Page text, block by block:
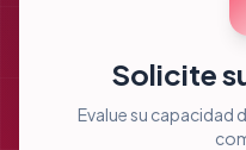
Solicite
Evalue su capacidad